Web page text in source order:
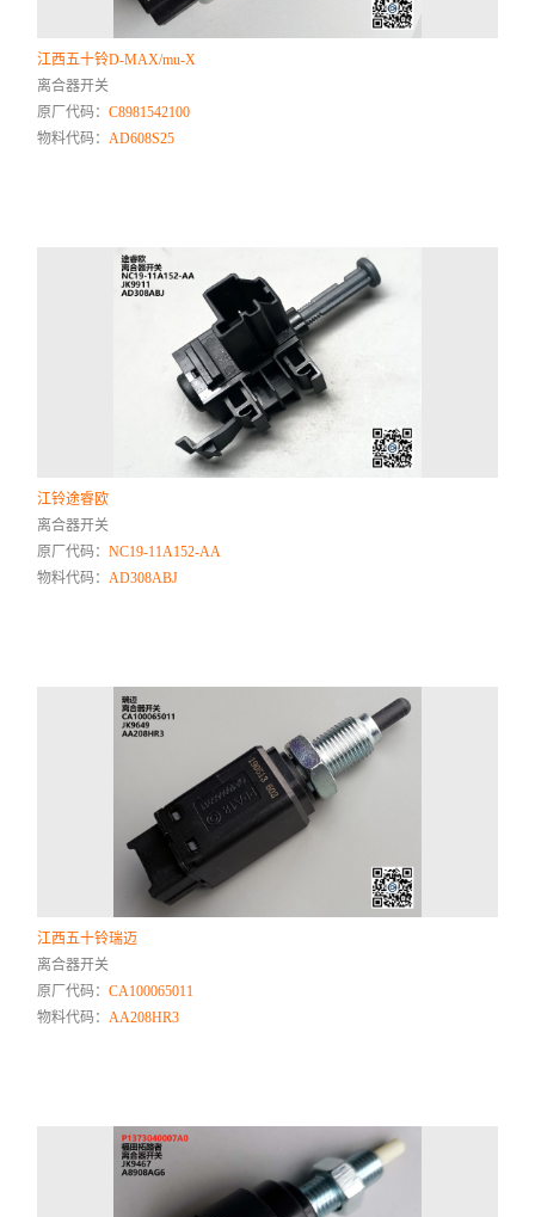
江西五十铃D-MAX/mu-X
离合器开关
原厂代码：C8981542100
物料代码：AD608S25
江铃途睿欧
离合器开关
原厂代码：NC19-11A152-AA
物料代码：AD308ABJ
江西五十铃瑞迈
离合器开关
原厂代码：CA100065011
物料代码：AA208HR3